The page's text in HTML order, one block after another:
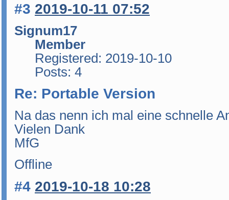
#3 2019-10-11 07:52
Signum17
Member
Registered: 2019-10-10
Posts: 4
Re: Portable Version
Na das nenn ich mal eine schnelle
Vielen Dank
MfG
Offline
#4 2019-10-18 10:28